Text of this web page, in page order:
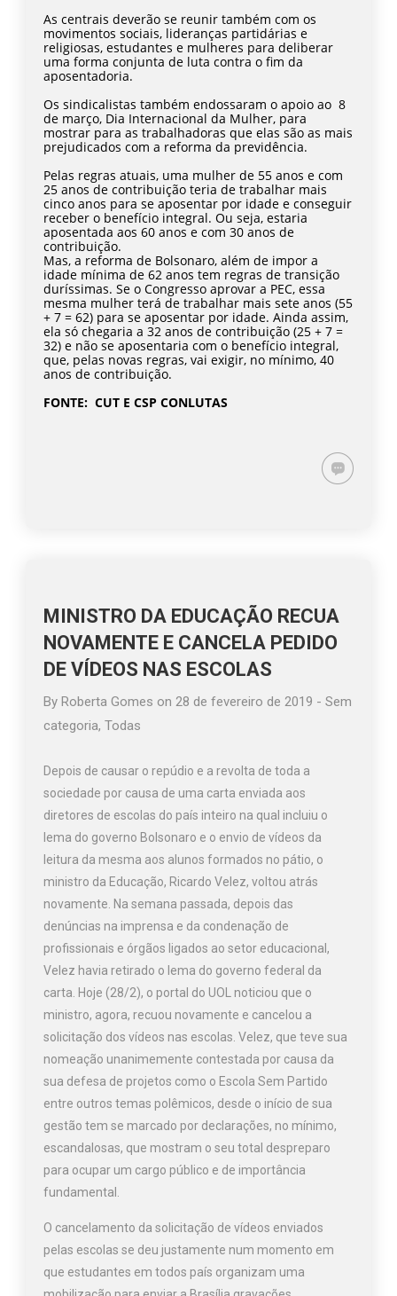
As centrais deverão se reunir também com os
movimentos sociais, lideranças partidárias e
religiosas, estudantes e mulheres para deliberar
uma forma conjunta de luta contra o fim da
aposentadoria.
Os sindicalistas também endossaram o apoio ao 8
de março, Dia Internacional da Mulher, para
mostrar para as trabalhadoras que elas são as mais
prejudicados com a reforma da previdência.
Pelas regras atuais, uma mulher de 55 anos e com
25 anos de contribuição teria de trabalhar mais
cinco anos para se aposentar por idade e conseguir
receber o benefício integral. Ou seja, estaria
aposentada aos 60 anos e com 30 anos de
contribuição.
Mas, a reforma de Bolsonaro, além de impor a
idade mínima de 62 anos tem regras de transição
duríssimas. Se o Congresso aprovar a PEC, essa
mesma mulher terá de trabalhar mais sete anos (55
+ 7 = 62) para se aposentar por idade. Ainda assim,
ela só chegaria a 32 anos de contribuição (25 + 7 =
32) e não se aposentaria com o benefício integral,
que, pelas novas regras, vai exigir, no mínimo, 40
anos de contribuição.
FONTE: CUT E CSP CONLUTAS
MINISTRO DA EDUCAÇÃO RECUA
NOVAMENTE E CANCELA PEDIDO
DE VÍDEOS NAS ESCOLAS
ByRoberta Gomes on28 de fevereiro de 2019 -Sem
categoria,Todas
Depois de causar o repúdio e a revolta de toda a
sociedade por causa de uma carta enviada aos
diretores de escolas do país inteiro na qual incluiu o
lema do governo Bolsonaro e o envio de vídeos da
leitura da mesma aos alunos formados no pátio, o
ministro da Educação, Ricardo Velez, voltou atrás
novamente. Na semana passada, depois das
denúncias na imprensa e da condenação de
profissionais e órgãos ligados ao setor educacional,
Velez havia retirado o lema do governo federal da
carta. Hoje (28/2), o portal do UOL noticiou que o
ministro, agora, recuou novamente e cancelou a
solicitação dos vídeos nas escolas. Velez, que teve sua
nomeação unanimemente contestada por causa da
sua defesa de projetos como o Escola Sem Partido
entre outros temas polêmicos, desde o início de sua
gestão tem se marcado por declarações, no mínimo,
escandalosas, que mostram o seu total despreparo
para ocupar um cargo público e de importância
fundamental.
O cancelamento da solicitação de vídeos enviados
pelas escolas se deu justamente num momento em
que estudantes em todos país organizam uma